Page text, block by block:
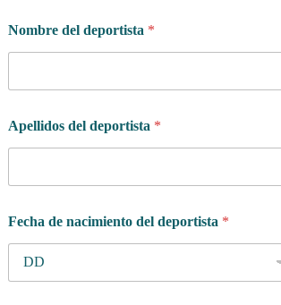
i
*
Nombre del deportista *
Apellidos del deportista *
Fecha de nacimiento del deportista *